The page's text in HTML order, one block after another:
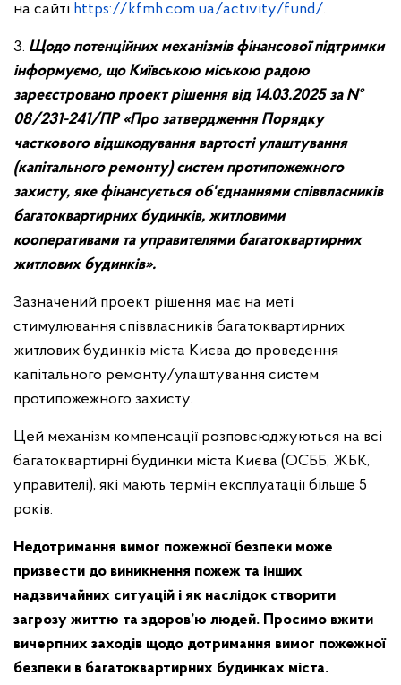
на сайті https://kfmh.com.ua/activity/fund/.
3. Щодо потенційних механізмів фінансової підтримки
інформуємо, що Київською міською радою
зареєстровано проект рішення від 14.03.2025 за №
08/231-241/ПР «Про затвердження Порядку
часткового відшкодування вартості улаштування
(капітального ремонту) систем протипожежного
захисту, яке фінансується об'єднаннями співвласників
багатоквартирних будинків, житловими
кооперативами та управителями багатоквартирних
житлових будинків».
Зазначений проект рішення має на меті
стимулювання співвласників багатоквартирних
житлових будинків міста Києва до проведення
капітального ремонту/улаштування систем
протипожежного захисту.
Цей механізм компенсації розповсюджуються на всі
багатоквартирні будинки міста Києва (ОСББ, ЖБК,
управителі), які мають термін експлуатації більше 5
років.
Недотримання вимог пожежної безпеки може
призвести до виникнення пожеж та інших
надзвичайних ситуацій і як наслідок створити
загрозу життю та здоров’ю людей. Просимо вжити
вичерпних заходів щодо дотримання вимог пожежної
безпеки в багатоквартирних будинках міста.